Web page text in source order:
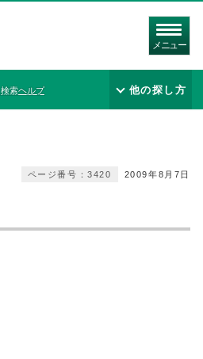
メニュー
検索ヘルプ 他の探し方
2009年8月7日
ページ番号：3420